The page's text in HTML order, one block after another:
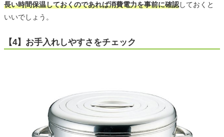
長い時間保温しておくのであれば消費電力を事前に確認しておくと
いいでしょう。
【4】お手入れしやすさをチェック